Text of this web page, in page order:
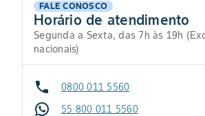
FALE CONOSCO
Horário de atendimento
Segunda a Sexta, das 7h às 19h
nacionais)
0800 011 5560
55 800 011 5560